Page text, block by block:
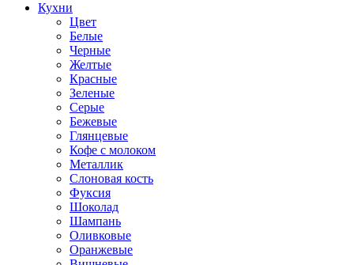
Кухни
Цвет
Белые
Черные
Желтые
Красные
Зеленые
Серые
Бежевые
Глянцевые
Кофе с молоком
Металлик
Слоновая кость
Фуксия
Шоколад
Шампань
Оливковые
Оранжевые